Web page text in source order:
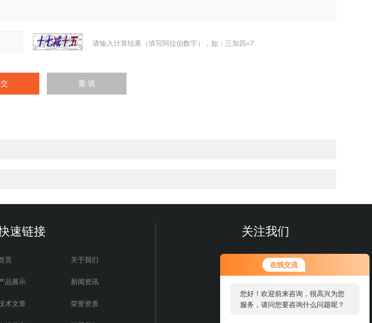
在线交流
您好！欢迎前来咨询，很高兴为您
服务，请问您要咨询什么问题呢？
请输入计算结果（填写阿拉伯数字），如：三加四=7
速链接
页 关于我们
品展示 新闻资讯
术文章 荣誉资质
关注我们